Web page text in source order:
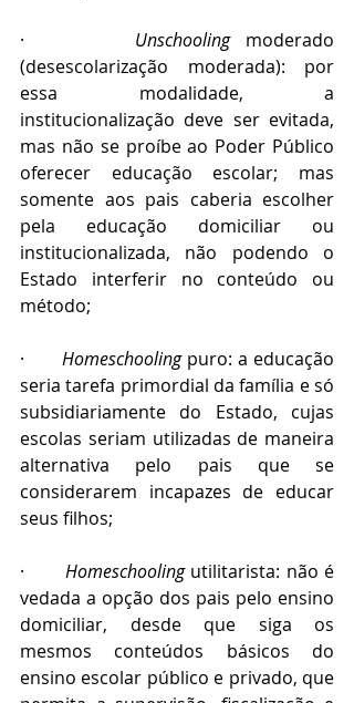
· Unschooling moderado
(desescolarização moderada): por
essa modalidade, a
institucionalização deve ser evitada,
mas não se proíbe ao Poder Público
oferecer educação escolar; mas
somente aos pais caberia escolher
pela educação domiciliar ou
institucionalizada, não podendo o
Estado interferir no conteúdo ou
método;
· Homeschooling puro: a educação
seria tarefa primordial da família e só
subsidiariamente do Estado, cujas
escolas seriam utilizadas de maneira
alternativa pelo pais que se
considerarem incapazes de educar
seus filhos;
· Homeschooling utilitarista: não é
vedada a opção dos pais pelo ensino
domiciliar, desde que siga os
mesmos conteúdos básicos do
ensino escolar público e privado, que